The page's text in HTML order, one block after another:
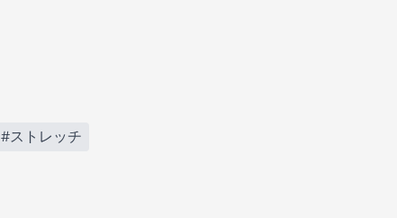
#ストレッチ